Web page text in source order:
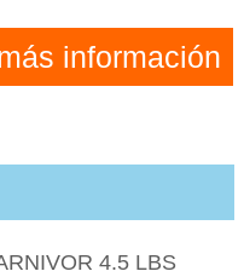
información
4.5 LBS